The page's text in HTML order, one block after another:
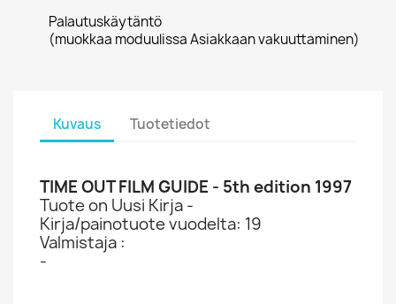
Palautuskäytäntö
(muokkaa moduulissa Asiakkaan vakuuttaminen)
Kuvaus Tuotetiedot
TIME OUT FILM GUIDE - 5th edition 1997
Tuote on Uusi Kirja -
Kirja/painotuote vuodelta: 19
Valmistaja :
-